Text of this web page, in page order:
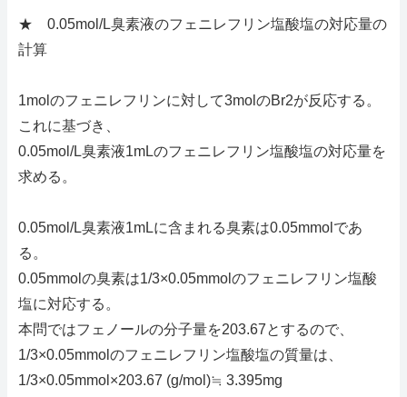
★ 0.05mol/L臭素液のフェニレフリン塩酸塩の対応量の
計算
1molのフェニレフリンに対して3molのBr2が反応する。
これに基づき、
0.05mol/L臭素液1mLのフェニレフリン塩酸塩の対応量を
求める。
0.05mol/L臭素液1mLに含まれる臭素は0.05mmolであ
る。
0.05mmolの臭素は1/3×0.05mmolのフェニレフリン塩酸
塩に対応する。
本問ではフェノールの分子量を203.67とするので、
1/3×0.05mmolのフェニレフリン塩酸塩の質量は、
1/3×0.05mmol×203.67 (g/mol)≒ 3.395mg